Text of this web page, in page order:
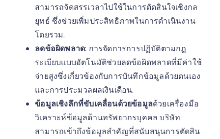
สามารถจัดสรรเวลาไปใช้ในการตัดสินใจเชิงกล
ยุทธ์ ซึ่งช่วยเพิ่มประสิทธิภาพในการดำเนินงาน
โดยรวม.
ลดข้อผิดพลาด: การจัดการการปฏิบัติตามกฎ
ระเบียบแบบอัตโนมัติช่วยลดข้อผิดพลาดที่มีค่าใช้
จ่ายสูงซึ่งเกี่ยวข้องกับการบันทึกข้อมูลด้วยตนเอง
และการประมวลผลเงินเดือน.
ข้อมูลเชิงลึกที่ขับเคลื่อนด้วยข้อมูลด้วยเครื่องมือ
วิเคราะห์ข้อมูลด้านทรัพยากรบุคคล บริษัท
สามารถเข้าถึงข้อมูลสำคัญที่สนับสนุนการตัดสิน